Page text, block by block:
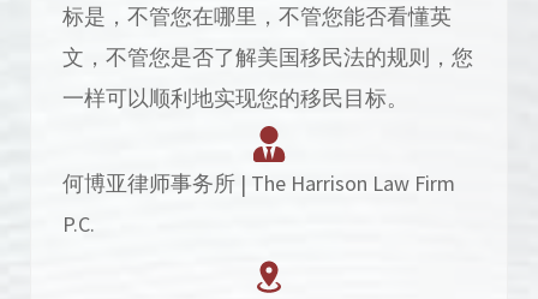
标是，不管您在哪里，不管您能否看懂英
文，不管您是否了解美国移民法的规则，您
一样可以顺利地实现您的移民目标。
何博亚律师事务所 | The Harrison Law Firm
P.C.